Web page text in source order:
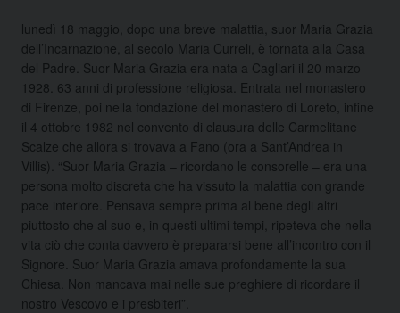
lunedì 18 maggio, dopo una breve malattia, suor Maria Grazia
dell’Incarnazione, al secolo Maria Curreli, è tornata alla Casa
del Padre. Suor Maria Grazia era nata a Cagliari il 20 marzo
1928. 63 anni di professione religiosa. Entrata nel monastero
di Firenze, poi nella fondazione del monastero di Loreto, infine
il 4 ottobre 1982 nel convento di clausura delle Carmelitane
Scalze che allora si trovava a Fano (ora a Sant’Andrea in
Villis). “Suor Maria Grazia – ricordano le consorelle – era una
persona molto discreta che ha vissuto la malattia con grande
pace interiore. Pensava sempre prima al bene degli altri
piuttosto che al suo e, in questi ultimi tempi, ripeteva che nella
vita ciò che conta davvero è prepararsi bene all’incontro con il
Signore. Suor Maria Grazia amava profondamente la sua
Chiesa. Non mancava mai nelle sue preghiere di ricordare il
nostro Vescovo e i presbiteri”.